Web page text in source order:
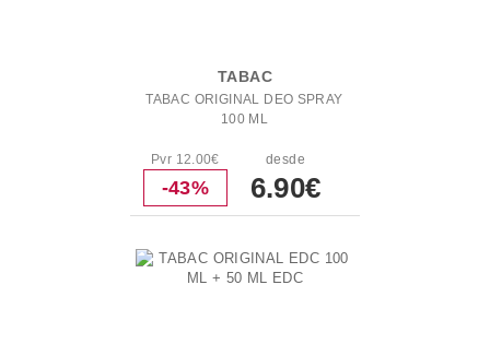
TABAC
TABAC ORIGINAL DEO SPRAY
100 ML
Pvr 12.00€
-43%
desde
6.90€